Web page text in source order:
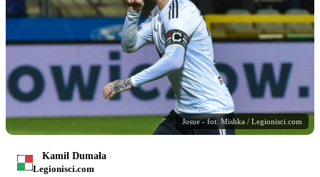
Josue - fot. Mishka / Legionisci.com
Kamil Dumała
Legionisci.com